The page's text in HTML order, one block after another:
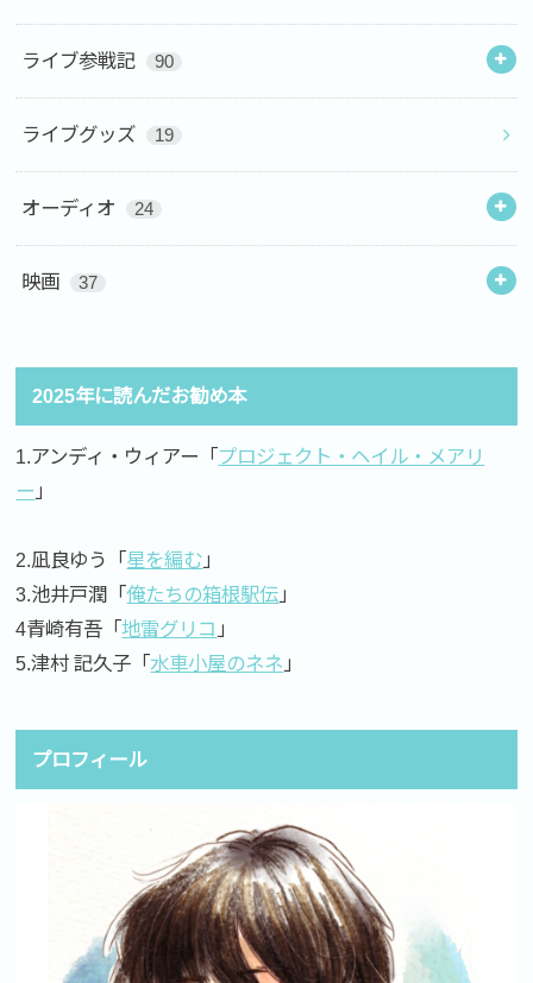
ライブ参戦記 90
ライブグッズ 19
オーディオ 24
映画 37
2025年に読んだお勧め本
1.アンディ・ウィアー「 プロジェクト・ヘイル・メアリ
ー 」
2.凪良ゆう「星を編む 」
3.池井戸潤「俺たちの箱根駅伝 」
4青崎有吾「地雷グリコ 」
5.津村 記久子「水車小屋のネネ 」
プロフィール